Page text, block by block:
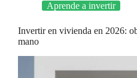
Aprende a invertir
Invertir en vivienda en 2026:
mano